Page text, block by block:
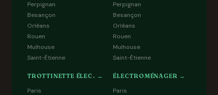
Perpignan
Besançon
Orléans
Rouen
Mulhouse
Saint-Étienne
Perpignan
Besançon
Orléans
Rouen
Mulhouse
Saint-Étienne
TROTTINETTE ÉLEC. →
Paris
ÉLECTROMÉNAGER →
Paris